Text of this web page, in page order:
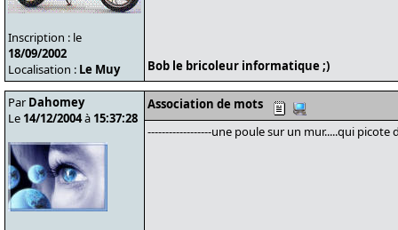
Inscription : le
18/09/2002
Localisation : Le Muy Bob le bricoleur informatique ;)
Par Dahomey
Le 14/12/2004à 15:37:28
Association de mots
------------------une poule sur un mur.....qui picote